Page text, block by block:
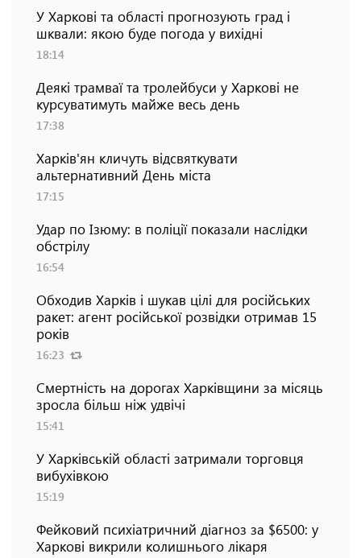
У Харкові та області прогнозують град і
шквали: якою буде погода у вихідні
18:14
Деякі трамваї та тролейбуси у Харкові не
курсуватимуть майже весь день
17:38
Харків'ян кличуть відсвяткувати
альтернативний День міста
17:15
Удар по Ізюму: в поліції показали наслідки
обстрілу
16:54
Обходив Харків і шукав цілі для російських
ракет: агент російської розвідки отримав 15
років
16:23
Смертність на дорогах Харківщини за місяць
зросла більш ніж удвічі
15:41
У Харківській області затримали торговця
вибухівкою
15:19
Фейковий психіатричний діагноз за $6500: у
Харкові викрили колишнього лікаря